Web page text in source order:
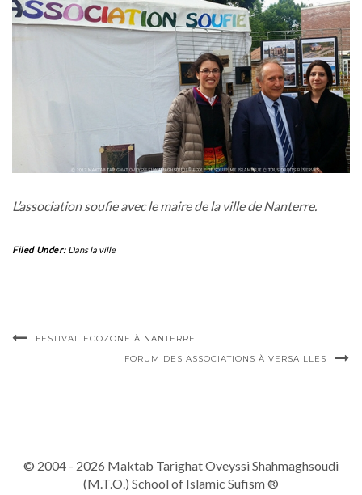
L’association soufie avec le maire de la ville de Nanterre.
Filed Under: Dans la ville
FESTIVAL ECOZONE À NANTERRE
FORUM DES ASSOCIATIONS À VERSAILLES
© 2004 - 2026 Maktab Tarighat Oveyssi Shahmaghsoudi
(M.T.O.) School of Islamic Sufism ®